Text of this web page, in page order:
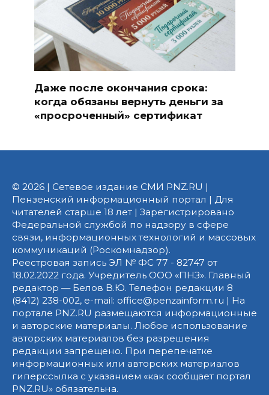
Даже после окончания срока:
когда обязаны вернуть деньги за
«просроченный» сертификат
© 2026 | Сетевое издание СМИ PNZ.RU |
Пензенский информационный портал | Для
читателей старше 18 лет | Зарегистрировано
Федеральной службой по надзору в сфере
связи, информационных технологий и массовых
коммуникаций (Роскомнадзор).
Реестровая запись ЭЛ № ФС 77 - 82747 от
18.02.2022 года. Учредитель ООО «ПНЗ». Главный
редактор — Белов В.Ю. Телефон редакции 8
(8412) 238-002, e-mail: office@penzainform.ru | На
портале PNZ.RU размещаются информационные
и авторские материалы. Любое использование
авторских материалов без разрешения
редакции запрещено. При перепечатке
информационных или авторских материалов
гиперссылка с указанием «как сообщает портал
PNZ.RU» обязательна.